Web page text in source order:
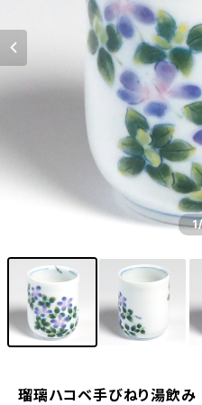
1
瑠璃ハコベ手びねり湯飲み